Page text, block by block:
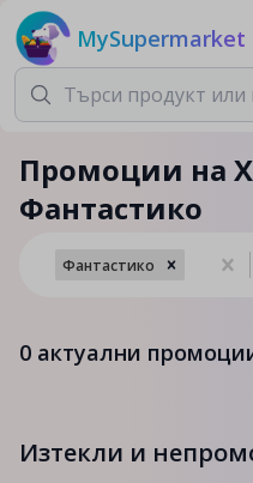
MySupermarket
Промоции на
Фантастико
Фантастико
0 актуални
Изтекли и